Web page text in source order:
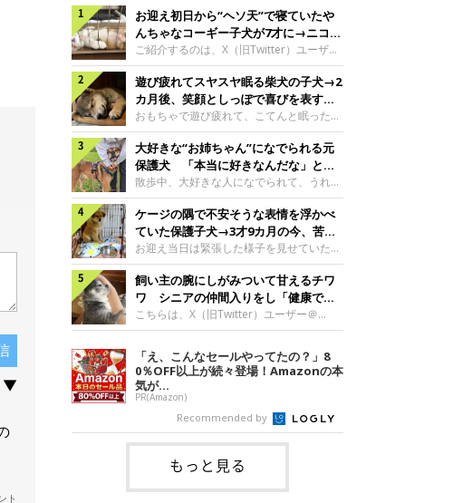
お迎え初日から“ヘソ天”で寝ていたや
んちゃなコーギー子犬が7才に→ニコニ
コ“コーギースマイル”が魅力のコに成
長！
ご紹介するのは、X（旧Twitter）ユーザー
＠Kus1oKg2vsgdWS2さんの愛犬でウェル
シュ・コーギー・ペンブロークの神楽ちゃ
ん。今年の8月で7才になるという神楽ちゃ
んですが、いったいどんな子犬時代を過ご
したのでしょうか。今回は、神楽ちゃんの
成長を飼い主さんと振り返ります！神楽ち
ゃんの成長について聞いた！お迎えから数
日後の神楽ちゃん（撮影時生後2カ月）＠
Kus1oKg2vsgdWS2――お迎え当初の神楽
ちゃんの様子について教えてください。飼
い主さん： 「お迎え当日から“ヘソ天”で寝
るようなコでし
遊び疲れてスヤスヤ眠る柴犬の子犬→2
カ月後、笑顔としっぽで喜びを表すコ
に成長！
おもちゃで遊び疲れて、こてんと眠った子
犬。あれから2カ月、表情や行動にさまざ
まな変化が見られるようになりました。遊
び疲れて眠る生後2カ月のなっちゃん遊び
疲れた様子のなっちゃん。@Pkndg_紹介
するのは、X（旧Twitter）ユーザー
@Pkndg_さんの愛犬・なっちゃん（取材
時、生後4カ月／柴犬）。こちらの写真
は、なっちゃんが生後2カ月のころに撮影
された一枚です。この日、なっちゃんは家
族と一緒におもちゃで遊んでいました。た
くさん遊んで疲れたのか、その後は眠り始
めたそうです。眠るなっちゃん。
@Pkndg_
大好きな“お姉ちゃん”になでられる元
保護犬 「本当に好きなんだな」と感
じる表情にほっこり
散歩中、大好きな人になでられて、うれし
そうな表情を見せる元保護犬。甘えるよう
な姿に、見ているこちらまでほっこりしま
す。大好きな“お姉ちゃん”に甘える小次郎
くん妹さんになでてもらい、うれしそうな
表情を見せる小次郎くん（2026年6月撮
影）。@mika_Jimmy紹介するのは、X（旧
Twitter）ユーザー@mika_Jimmyさんの愛
犬・小次郎くん（撮影時5才）。こちら
は、飼い主さんの妹さんと一緒に散歩をし
日、飼い主さんは実家から自宅へ帰る途
中、妹さんと公園で待ち合わせ
ケージの隅で不安そうな表情を浮かべ
ていた保護子犬→3才9カ月の今、苦手
を克服し頼もしいコに成長！
お迎え当日は緊張した様子を見せていた元
野犬の保護子犬。あれから約3年半、苦手
だったことを一つひとつ克服し、家族に寄
り添う姿を見せています。お迎え当日、ケ
ージの隅で不安そうにお迎え当日のシルビ
アちゃん。@nemonemotos今回紹介する
@nemonemotosさんの愛犬・シルビアち
ゃん（撮影当時、生後推定2カ月）。飼い
主さんが「#最初に撮った一枚」として投
稿した写真には、ケージの隅で不安そうな
表情を浮かべるシルビアちゃんの姿が写っ
ていました。こちらは、保護犬だったシル
飼い主の腕にしがみついて甘えるチワ
ワ シニアの仲間入りをし「健康で穏
やかな暮らしが続いてほしい」と願う
こちらは、X（旧Twitter）ユーザー＠
kotubusuke617さんが投稿した写真。写
っているのは、愛犬でチワワのつぶしゃん
（本名：こつぶちゃん）です。飼い主さん
の腕にしがみつくつぶしゃん（撮影時6
才）＠kotubusuke617撮影当時の状況に
ついて伺うと、飼い主さんはこう教えてく
れました。飼い主さん： 「ある休日のこ
とです。私がソファに座った途端にひざの
上にのってきたので、そのままなでながら
テレビを見ていたのですが、微動だにしな
いので気になって見てみると、腕にしがみ
「え、こんなセールやってたの？」8
0％OFF以上が続々登場！Amazonの本
気が...
PR(Amazon)
Recommended by
もっと見る